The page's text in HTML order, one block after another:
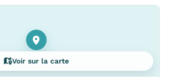
Voir sur la carte